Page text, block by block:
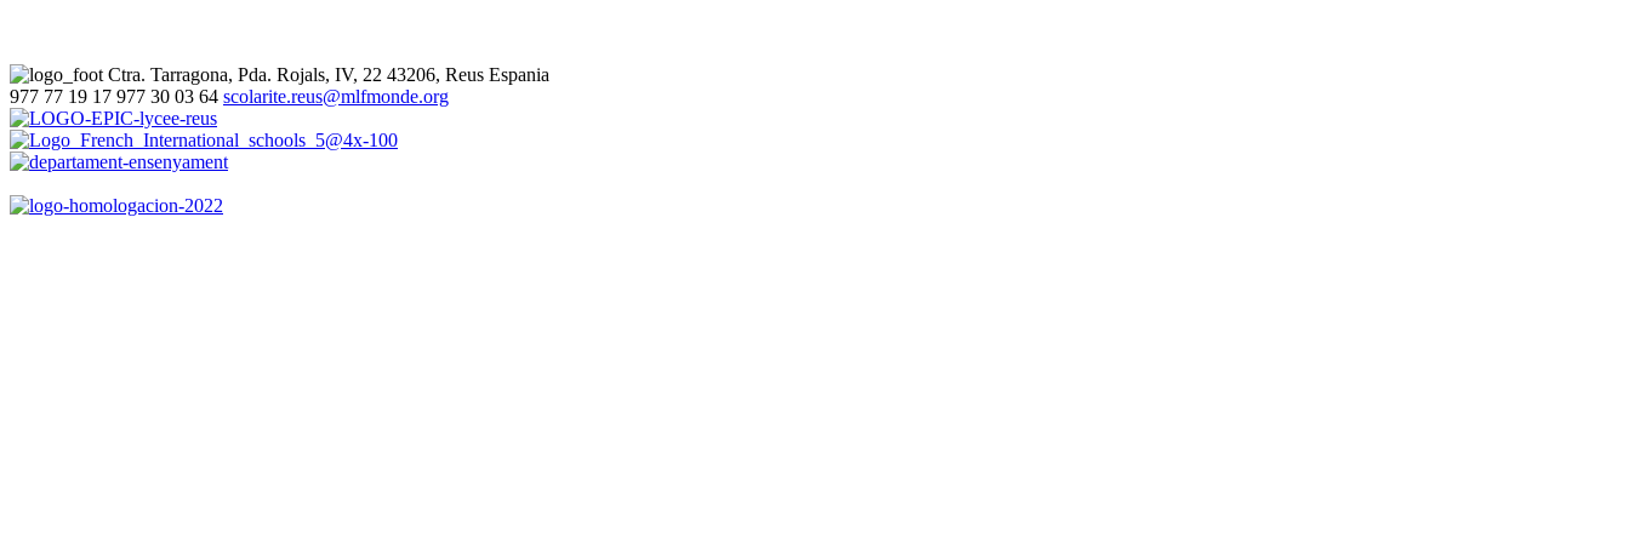
Ctra. Tarragona, Pda. Rojals, IV, 22 43206, Reus Espania
977 77 19 17 977 30 03 64 scolarite.reus@mlfmonde.org